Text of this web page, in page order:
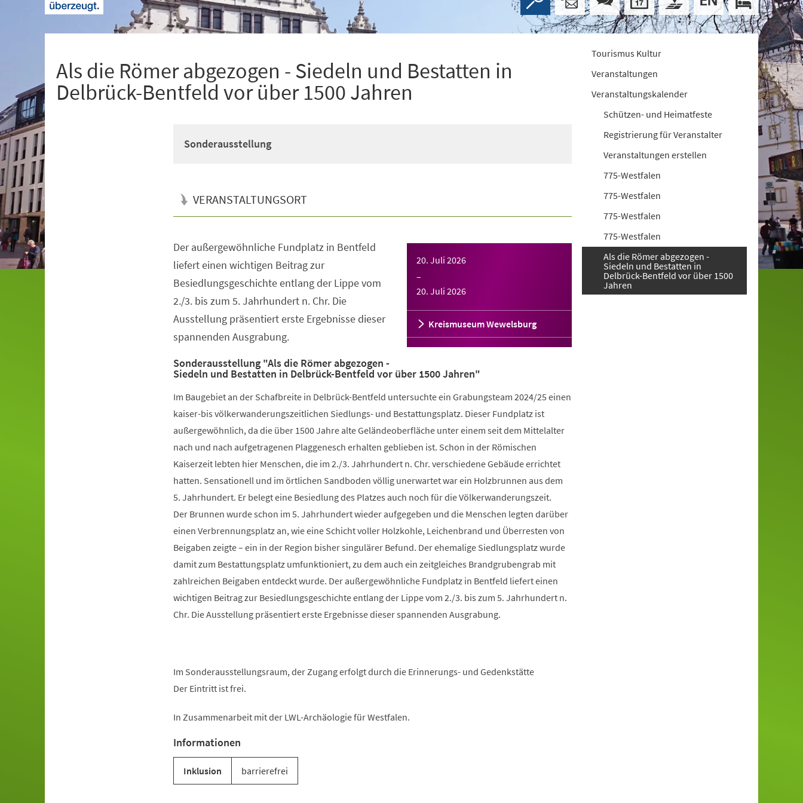
Als die Römer abgezogen - Siedeln und Bestatten in
Delbrück-Bentfeld vor über 1500 Jahren
Sonderausstellung
VERANSTALTUNGSORT
20. Juli 2026
–
20. Juli 2026
Kreismuseum Wewelsburg
Der außergewöhnliche Fundplatz in Bentfeld
liefert einen wichtigen Beitrag zur
Besiedlungsgeschichte entlang der Lippe vom
2./3. bis zum 5. Jahrhundert n. Chr. Die
Ausstellung präsentiert erste Ergebnisse dieser
spannenden Ausgrabung.
Sonderausstellung "Als die Römer abgezogen -
Siedeln und Bestatten in Delbrück-Bentfeld vor über 1500 Jahren"
Im Baugebiet an der Schafbreite in Delbrück-Bentfeld untersuchte ein Grabungsteam 2024/25 einen
kaiser-bis völkerwanderungszeitlichen Siedlungs- und Bestattungsplatz. Dieser Fundplatz ist
außergewöhnlich, da die über 1500 Jahre alte Geländeoberfläche unter einem seit dem Mittelalter
nach und nach aufgetragenen Plaggenesch erhalten geblieben ist. Schon in der Römischen
Kaiserzeit lebten hier Menschen, die im 2./3. Jahrhundert n. Chr. verschiedene Gebäude errichtet
hatten. Sensationell und im örtlichen Sandboden völlig unerwartet war ein Holzbrunnen aus dem
5. Jahrhundert. Er belegt eine Besiedlung des Platzes auch noch für die Völkerwanderungszeit.
Der Brunnen wurde schon im 5. Jahrhundert wieder aufgegeben und die Menschen legten darüber
einen Verbrennungsplatz an, wie eine Schicht voller Holzkohle, Leichenbrand und Überresten von
Beigaben zeigte – ein in der Region bisher singulärer Befund. Der ehemalige Siedlungsplatz wurde
damit zum Bestattungsplatz umfunktioniert, zu dem auch ein zeitgleiches Brandgrubengrab mit
zahlreichen Beigaben entdeckt wurde. Der außergewöhnliche Fundplatz in Bentfeld liefert einen
wichtigen Beitrag zur Besiedlungsgeschichte entlang der Lippe vom 2./3. bis zum 5. Jahrhundert n.
Chr. Die Ausstellung präsentiert erste Ergebnisse dieser spannenden Ausgrabung.
Im Sonderausstellungsraum, der Zugang erfolgt durch die Erinnerungs- und Gedenkstätte
Der Eintritt ist frei.
In Zusammenarbeit mit der LWL-Archäologie für Westfalen.
Informationen
Inklusion barrierefrei
Tourismus Kultur
Veranstaltungen
Veranstaltungskalender
Schützen- und Heimatfeste
Registrierung für Veranstalter
Veranstaltungen erstellen
775-Westfalen
775-Westfalen
775-Westfalen
775-Westfalen
Als die Römer abgezogen -
Siedeln und Bestatten in
Delbrück-Bentfeld vor über 1500
Jahren